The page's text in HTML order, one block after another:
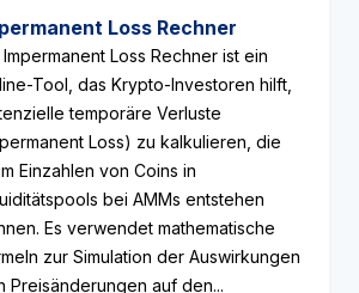
Loss Rechner
Impermanent Loss Rechner ist ein
Tool, das Krypto-Investoren hilft,
temporäre Verluste
Loss) zu kalkulieren, die
Einzahlen von Coins in
bei AMMs entstehen
Es verwendet mathematische
zur Simulation der Auswirkungen
Preisänderungen auf den...